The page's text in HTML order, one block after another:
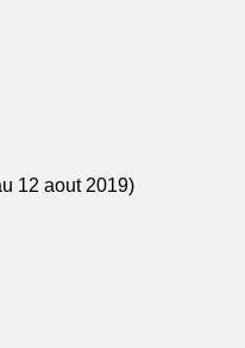
12 aout 2019)